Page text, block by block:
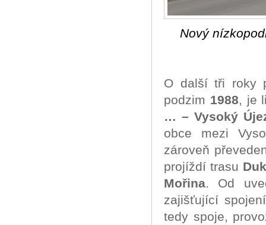
Nový
O další tři roky
podzim 1988, je
… – Vysoký
obce mezi
zároveň
projíždí trasu
Mořina. Od
zajišťující
tedy spoje,